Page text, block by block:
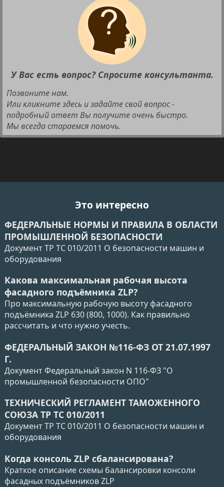
У Вас есть вопрос? Спросите консультанта.
Позвоните нам.
Или кликните здесь и задайте свой вопрос -
подробный ответ Вы получите очень быстро.
Мы всегда стараемся помочь.
Это интересно
ФЕДЕРАЛЬНЫЕ НОРМЫ И ПРАВИЛА В ОБЛАСТИ
ПРОМЫШЛЕННОЙ БЕЗОПАСНОСТИ
Документ ТР ТС 010/2011 О безопасности машин и
оборудования
Какова максимальная рабочая высота
фасадного подъёмника ZLP?
Про максимальную рабочую высоту фасадного
подъёмника ZLP 630 (800, 1000). Как правильно
рассчитать и что нужно учесть.
ФЕДЕРАЛЬНЫЙ ЗАКОН №116-ФЗ ОТ 21.07.1997
Г.
Документ Федеральный закон N 116-ФЗ "О
промышленной безопасности ОПО"
ТЕХНИЧЕСКИЙ РЕГЛАМЕНТ ТАМОЖЕННОГО
СОЮЗА ТР ТС 010/2011
Документ ТР ТС 010/2011 О безопасности машин и
оборудования
Когда консоль ZLP сбалансирована?
Краткое описание схемы балансировки консоли
фасадных подъёмников ZLP